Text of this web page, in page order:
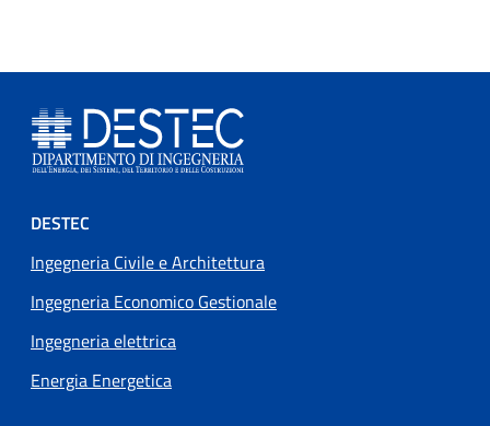
Footer menu
DESTEC
Ingegneria Civile e Architettura
Ingegneria Economico Gestionale
Ingegneria elettrica
Energia Energetica